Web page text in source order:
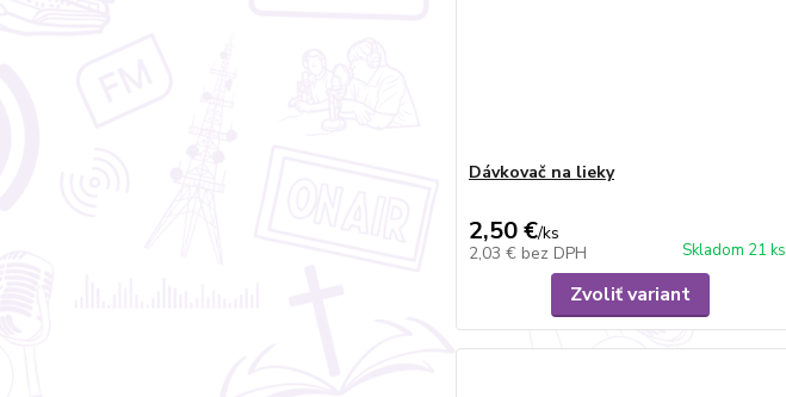
Dávkovač na lieky
2,50 €/ks
2,03 € bez DPH Skladom 21 ks
Zvoliť variant